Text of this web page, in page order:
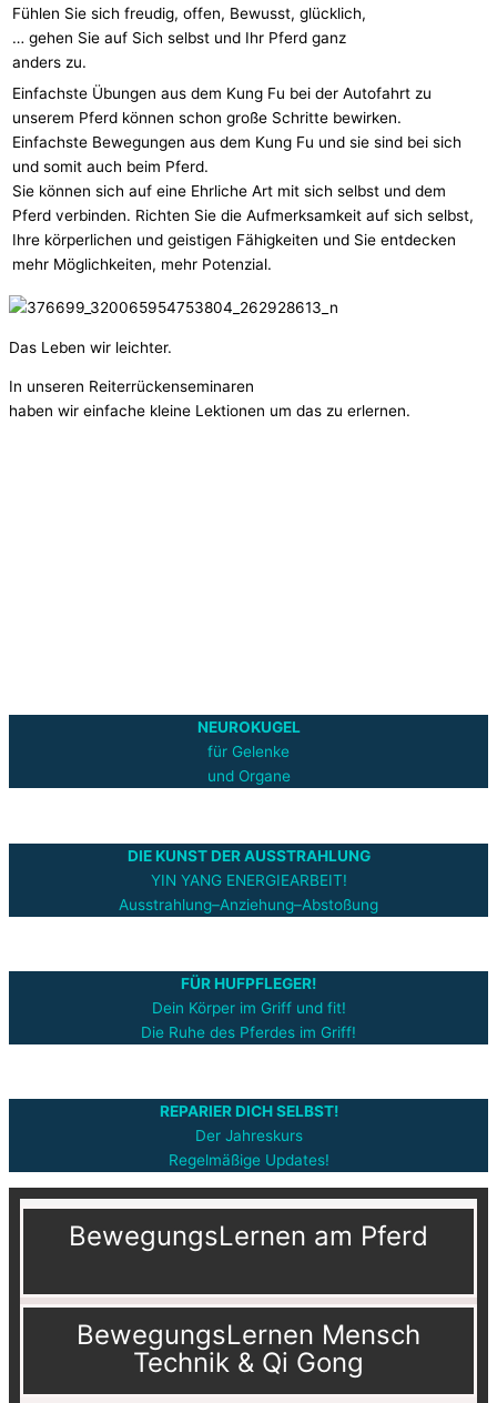
Fühlen Sie sich freudig, offen, Bewusst, glücklich,
… gehen Sie auf Sich selbst und Ihr Pferd ganz
anders zu.
Einfachste Übungen aus dem Kung Fu bei der Autofahrt zu
unserem Pferd können schon große Schritte bewirken.
Einfachste Bewegungen aus dem Kung Fu und sie sind bei sich
und somit auch beim Pferd.
Sie können sich auf eine Ehrliche Art mit sich selbst und dem
Pferd verbinden. Richten Sie die Aufmerksamkeit auf sich selbst,
Ihre körperlichen und geistigen Fähigkeiten und Sie entdecken
mehr Möglichkeiten, mehr Potenzial.
Das Leben wir leichter.
In unseren Reiterrückenseminaren
haben wir einfache kleine Lektionen um das zu erlernen.
NEUROKUGEL
für Gelenke
und Organe
DIE KUNST DER AUSSTRAHLUNG
YIN YANG ENERGIEARBEIT!
Ausstrahlung–Anziehung–Abstoßung
FÜR HUFPFLEGER!
Dein Körper im Griff und fit!
Die Ruhe des Pferdes im Griff!
REPARIER DICH SELBST!
Der Jahreskurs
Regelmäßige Updates!
BewegungsLernen am Pferd
BewegungsLernen Mensch
Technik & Qi Gong